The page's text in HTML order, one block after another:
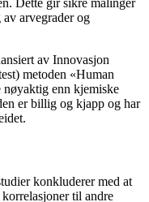
arvegrader og
av Innovasjon
metoden «Human
nøyaktig enn kjemiske
er billig og kjapp og har
konkluderer med at
til andre